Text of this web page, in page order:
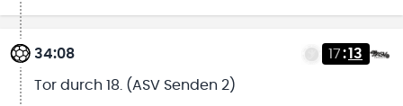
34:08 17:13
Tor durch 18. (ASV Senden 2)